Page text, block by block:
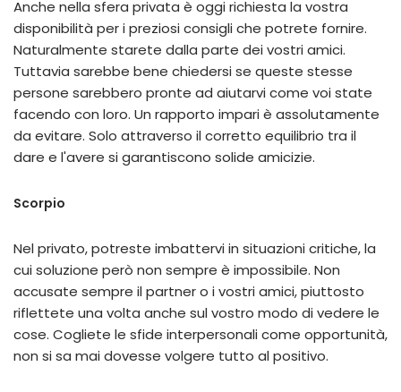
Anche nella sfera privata è oggi richiesta la vostra
disponibilità per i preziosi consigli che potrete fornire.
Naturalmente starete dalla parte dei vostri amici.
Tuttavia sarebbe bene chiedersi se queste stesse
persone sarebbero pronte ad aiutarvi come voi state
facendo con loro. Un rapporto impari è assolutamente
da evitare. Solo attraverso il corretto equilibrio tra il
dare e l'avere si garantiscono solide amicizie.
Scorpio
Nel privato, potreste imbattervi in situazioni critiche, la
cui soluzione però non sempre è impossibile. Non
accusate sempre il partner o i vostri amici, piuttosto
riflettete una volta anche sul vostro modo di vedere le
cose. Cogliete le sfide interpersonali come opportunità,
non si sa mai dovesse volgere tutto al positivo.